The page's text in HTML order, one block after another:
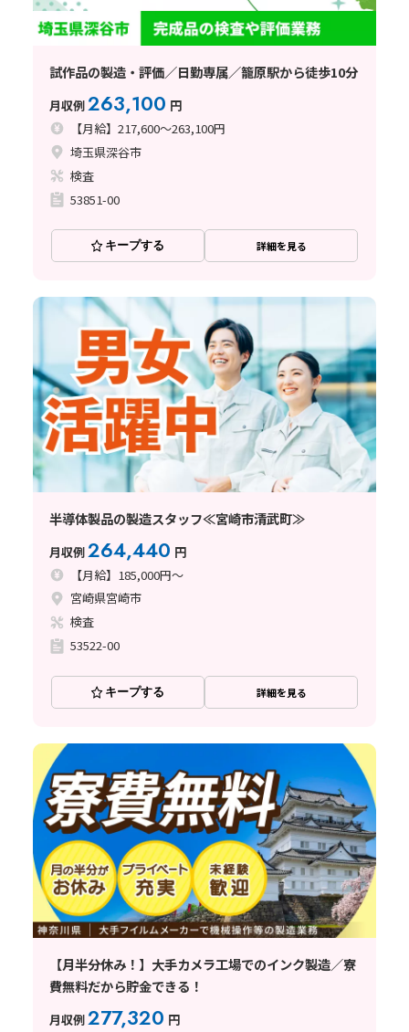
試作品の製造・評価／日勤専属／籠原駅から徒歩10分
月収例263,100 円
【月給】217,600～263,100円
埼玉県深谷市
検査
53851-00
キープする 詳細を見る
半導体製品の製造スタッフ≪宮崎市清武町≫
月収例264,440 円
【月給】185,000円～
宮崎県宮崎市
検査
53522-00
キープする 詳細を見る
【月半分休み！】大手カメラ工場でのインク製造／寮
費無料だから貯金できる！
月収例277,320 円